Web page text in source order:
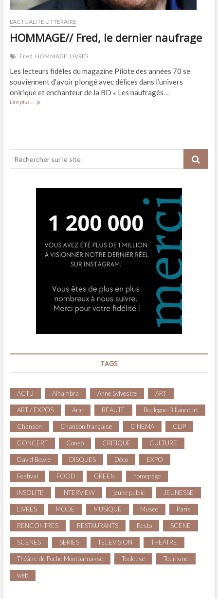
L'ACTUALITE LITTERAIRE
HOMMAGE// Fred, le dernier naufrage
Fred HOMMAGE LIVRES
Les lecteurs fidèles du magazine Pilote des années 70 se
souviennent d’avoir plongé avec délices dans l’univers
onirique et enchanteur de la BD « Les naufragés…
Lire plus... HOMMAGE//
TAGS
ACTU Alhambra Anne Sylvestre ART
ART / EXPOS Arte BEAUTE Boulogne-Billancourt
Chanson Chanson française CINEMA CLIP
CONCERT Conso CRITIQUE CULTURE
David Bowie DISQUES Déco EXPO
Festival FOOD GREEN homepage
INSOLITE INTERVIEW jeune public JEUNESSE
LIVRES MODE MUSIQUE Musée Paris
RENCONTRES RESTAURANTS Resto SCENE
SCENES SERIES TELEVISION THEATRE
Théâtre de Poche Montparnasse Toulouse Tourisme
web